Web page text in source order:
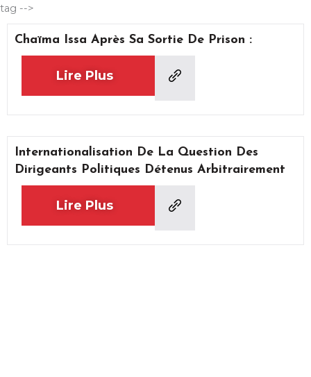
tag -->
contenu
Chaïma Issa Après Sa Sortie De Prison :
Lire Plus
Internationalisation De La Question Des
Dirigeants Politiques Détenus Arbitrairement
Lire Plus